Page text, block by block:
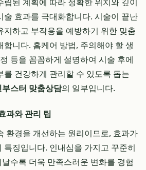
술 효과를 극대화합니다. 시술이 끝난
지하고 부작용을 예방하기 위한 맞춤
합니다. 홈케어 방법, 주의해야 할 생
등을 꼼꼼하게 설명하여 시술 후에
를 건강하게 관리할 수 있도록 돕는
스터 맞춤상담의 일부입니다.
과와 관리 팁
환경을 개선하는 원리이므로, 효과가
특징입니다. 인내심을 가지고 꾸준히
수록 더욱 만족스러운 변화를 경험